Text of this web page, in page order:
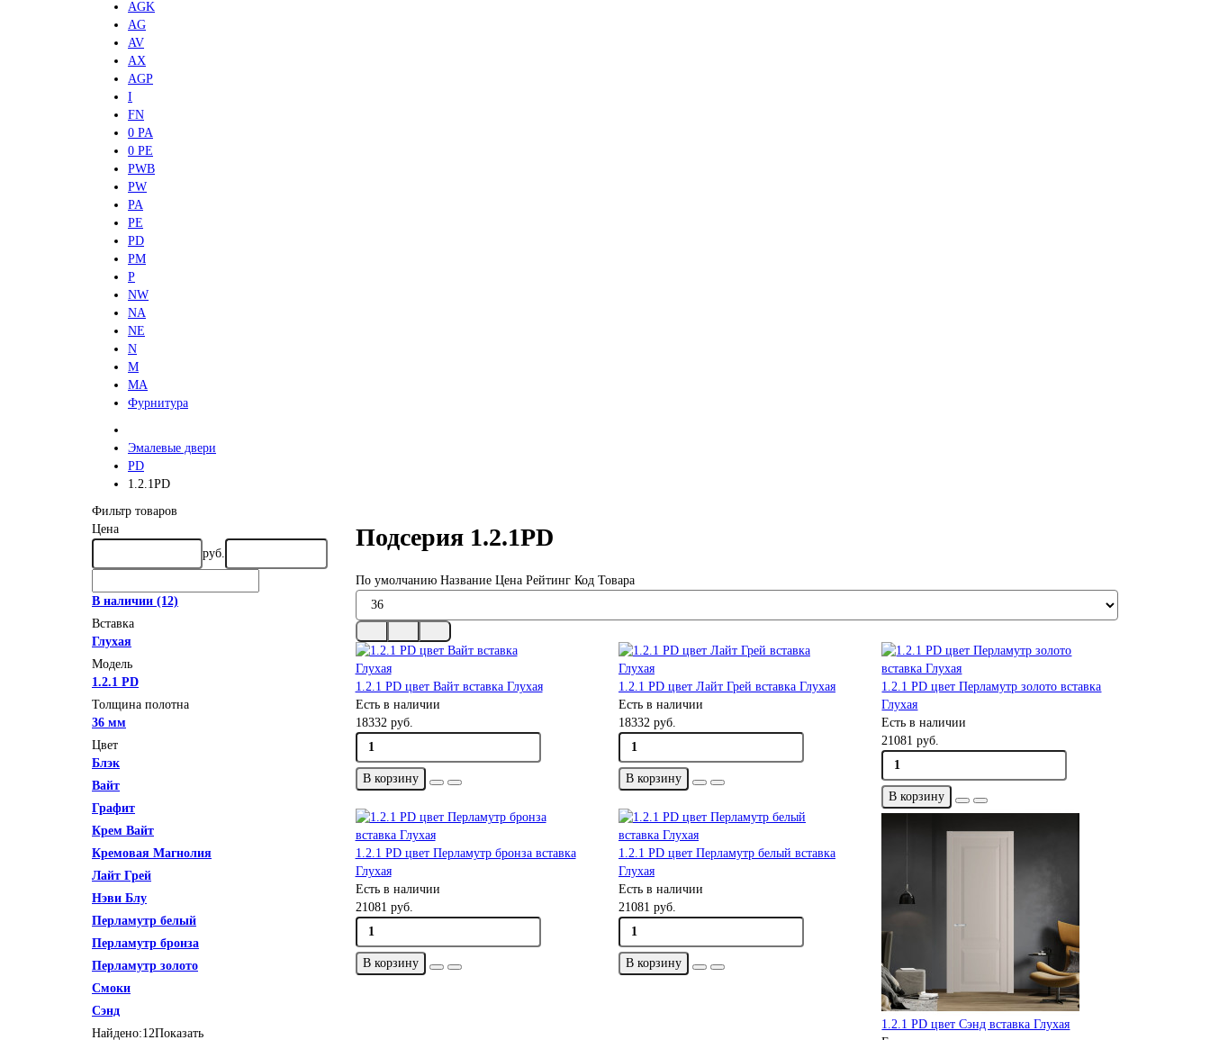
AGK
AG
AV
AX
AGP
I
FN
0 PA
0 PE
PWB
PW
PA
PE
PD
PM
P
NW
NA
NE
N
M
MA
Фурнитура
Эмалевые двери
PD
1.2.1PD
Фильтр товаров
Цена
руб.
В наличии (12)
Вставка
Глухая
Модель
1.2.1 PD
Толщина полотна
36 мм
Цвет
Блэк
Вайт
Графит
Крем Вайт
Кремовая Магнолия
Лайт Грей
Нэви Блу
Перламутр белый
Перламутр бронза
Перламутр золото
Смоки
Сэнд
Найдено:12Показать
Подсерия 1.2.1PD
По умолчанию Название Цена Рейтинг Код Товара
1.2.1 PD цвет Вайт вставка Глухая
Есть в наличии
18332 руб.
В корзину
1.2.1 PD цвет Лайт Грей вставка Глухая
Есть в наличии
18332 руб.
В корзину
1.2.1 PD цвет Перламутр золото вставка
Глухая
Есть в наличии
21081 руб.
В корзину
1.2.1 PD цвет Перламутр бронза вставка
Глухая
Есть в наличии
21081 руб.
В корзину
1.2.1 PD цвет Перламутр белый вставка
Глухая
Есть в наличии
21081 руб.
В корзину
1.2.1 PD цвет Сэнд вставка Глухая